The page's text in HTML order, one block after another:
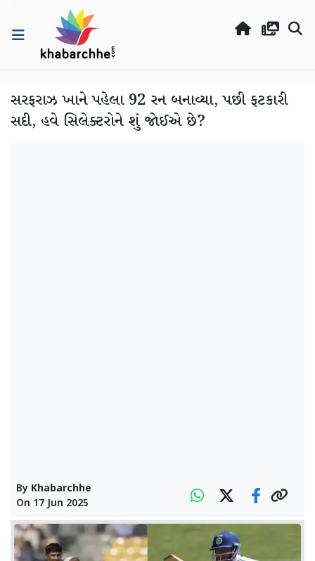
સરફરાઝ ખાને પહેલા 92 રન બનાવ્યા, પછી ફટકારી
સદી, હવે સિલેક્ટરોને શું જોઈએ છે?
By Khabarchhe
On 17 Jun 2025